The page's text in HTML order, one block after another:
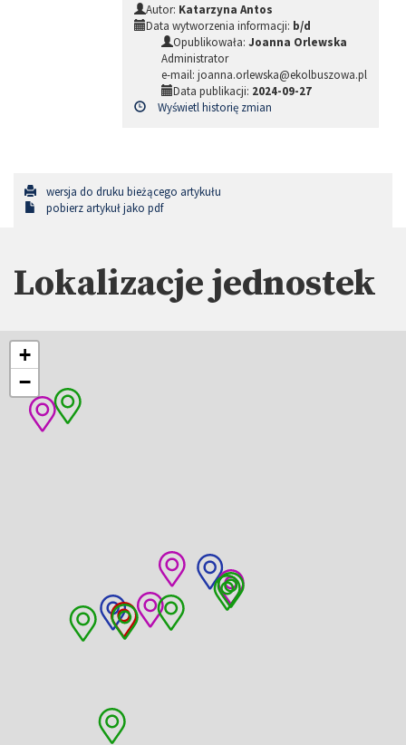
Autor: Katarzyna Antos
Data wytworzenia informacji: b/d
Opublikowała: Joanna Orlewska
Administrator
e-mail: joanna.orlewska@ekolbuszowa.pl
Data publikacji: 2024-09-27
Wyświetl historię zmian
wersja do druku bieżącego artykułu
pobierz artykuł jako pdf
Lokalizacje jednostek
+
−